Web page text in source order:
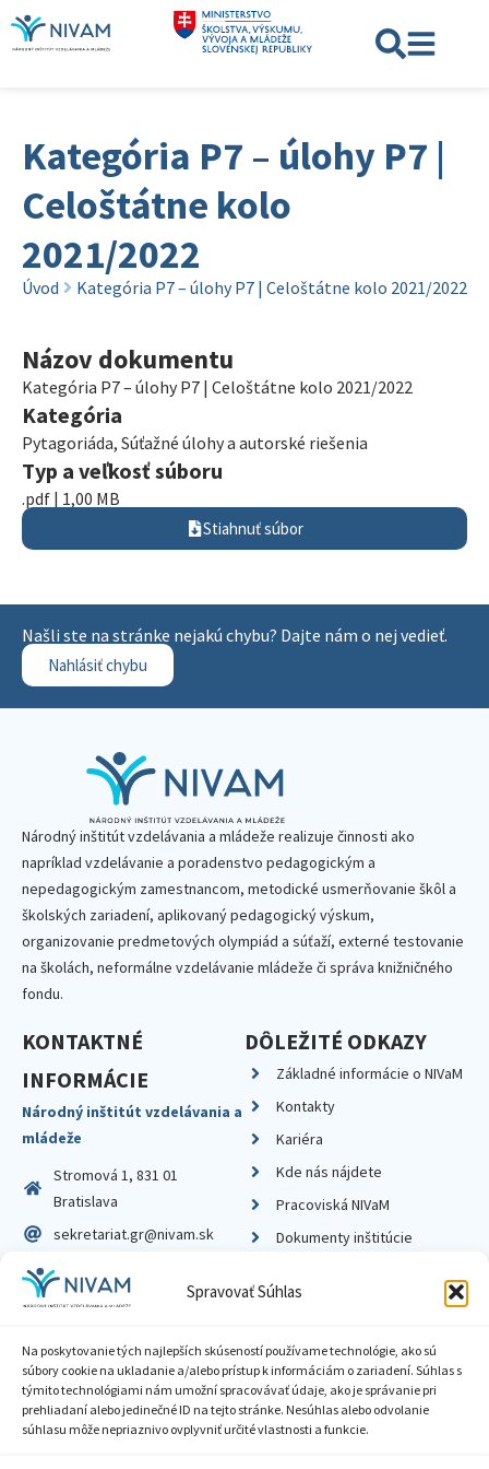
Spravovať Súhlas
Na poskytovanie tých najlepších skúseností používame technológie, ako sú
súbory cookie na ukladanie a/alebo prístup k informáciám o zariadení. Súhlas s
týmito technológiami nám umožní spracovávať údaje, ako je správanie pri
prehliadaní alebo jedinečné ID na tejto stránke. Nesúhlas alebo odvolanie
súhlasu môže nepriaznivo ovplyvniť určité vlastnosti a funkcie.
Kategória P7 – úlohy P7 |
Celoštátne kolo
2021/2022
Úvod Kategória P7 – úlohy P7 | Celoštátne kolo 2021/2022
Názov dokumentu
Kategória P7 – úlohy P7 | Celoštátne kolo 2021/2022
Kategória
Pytagoriáda, Súťažné úlohy a autorské riešenia
Typ a veľkosť súboru
.pdf | 1,00 MB
Stiahnuť súbor
Našli ste na stránke nejakú chybu? Dajte nám o nej vedieť.
Nahlásiť chybu
Národný inštitút vzdelávania a mládeže realizuje činnosti ako
napríklad vzdelávanie a poradenstvo pedagogickým a
nepedagogickým zamestnancom, metodické usmerňovanie škôl a
školských zariadení, aplikovaný pedagogický výskum,
organizovanie predmetových olympiád a súťaží, externé testovanie
na školách, neformálne vzdelávanie mládeže či správa knižničného
fondu.
KONTAKTNÉ
INFORMÁCIE
Národný inštitút vzdelávania a
mládeže
Stromová 1, 831 01
Bratislava
sekretariat.gr@nivam.sk
IČO: 00164348
DIČ: 2020798714
DÔLEŽITÉ ODKAZY
Základné informácie o NIVaM
Kontakty
Kariéra
Kde nás nájdete
Pracoviská NIVaM
Dokumenty inštitúcie
Zásady ochrany súkromia